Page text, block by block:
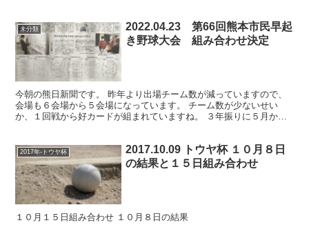
未分類
2022.04.23 第66回熊本市民早起
き野球大会 組み合わせ決定
今朝の熊日新聞です。 昨年より出場チーム数が減っていますので、
会場も６会場から５会場になっています。 チーム数が少ないせい
か、１回戦から好カードが組まれていますね。 ３年振りに５月から
2017年-トウヤ杯
2017.10.09 トウヤ杯 １０月８日
の結果と１５日組み合わせ
１０月１５日組み合わせ １０月８日の結果